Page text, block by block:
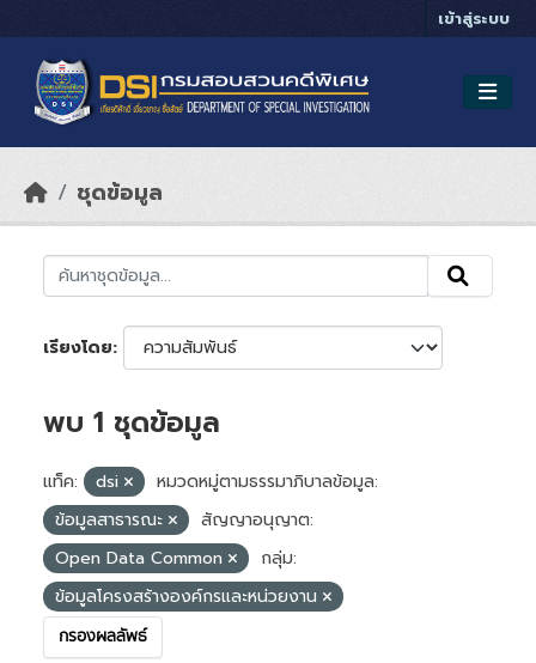
เข้าสู่ระบบ
ชุดข้อมูล
เรียงโดย
พบ 1 ชุดข้อมูล
แท็ค: dsi
หมวดหมู่ตามธรรมาภิบาลข้อมูล:
ข้อมูลสาธารณะ
สัญญาอนุญาต:
Open Data Common
กลุ่ม:
ข้อมูลโครงสร้างองค์กรและหน่วยงาน
กรองผลลัพธ์